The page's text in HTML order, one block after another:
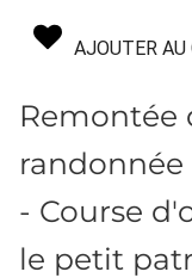
AJOUTER AU
Remontée
- Course
le petit